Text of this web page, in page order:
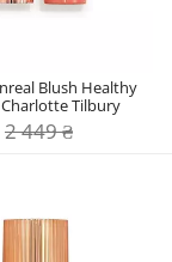
Blush Healthy
Tilbury
2 449 ₴